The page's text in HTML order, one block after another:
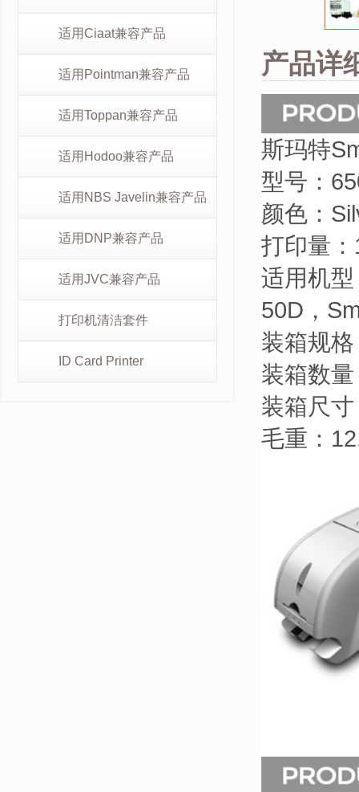
适用Ciaat兼容产品
适用Pointman兼容产品
适用Toppan兼容产品
适用Hodoo兼容产品
适用NBS Javelin兼容产品
适用DNP兼容产品
适用JVC兼容产品
打印机清洁套件
ID Card Printer
产品详
斯玛特
型号：
颜色：
打印量
适用机
50D，
装箱规
装箱数
装箱尺
毛重：